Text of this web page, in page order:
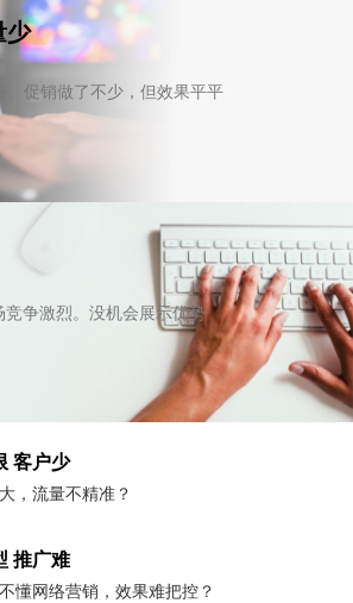
少
、促销做了不少，但效果平平
争激烈。没机会展示优势
客户少
，流量不精准？
推广难
懂网络营销，效果难把控？